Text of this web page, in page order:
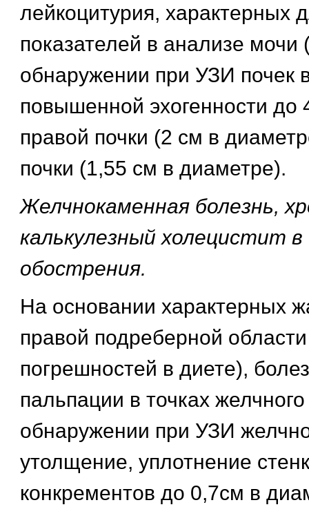
лейкоцитурия, характерных
показателей в анализе мочи
обнаружении при УЗИ почек
повышенной эхогенности до
правой почки (2 см в
почки (1,55 см в диаметре).
Желчнокаменная болезнь,
калькулезный холецистит
обострения.
На основании характерных
правой подреберной
погрешностей в диете),
пальпации в точках
обнаружении при УЗИ
утолщение, уплотнение
конкрементов до 0,7см в